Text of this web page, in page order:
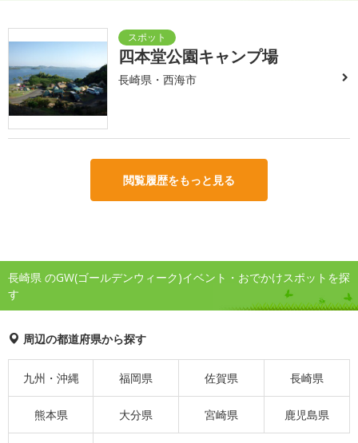
四本堂公園キャンプ場
長崎県・西海市
閲覧履歴をもっと見る
長崎県 のGW(ゴールデンウィーク)イベント・おでかけスポットを探
す
周辺の都道府県から探す
九州・沖縄 福岡県 佐賀県 長崎県
熊本県 大分県 宮崎県 鹿児島県